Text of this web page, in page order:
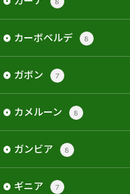
カーボベルデ 8
ガボン 7
カメルーン 8
ガンビア 8
ギニア 7